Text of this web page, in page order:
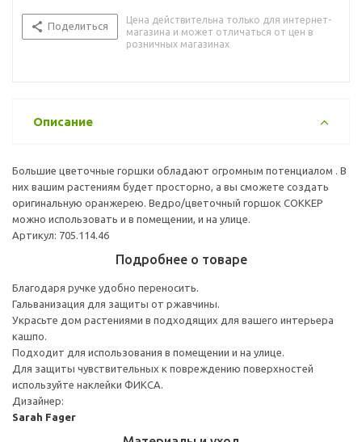
Поделиться
Цена действительна только для интернет-
магазина и может отличаться от цен в
розничных магазинах
Описание
Большие цветочные горшки обладают огромным потенциалом . В
них вашим растениям будет просторно, а вы сможете создать
оригинальную оранжерею. Ведро/цветочный горшок СОККЕР
можно использовать и в помещении, и на улице.
Артикул: 705.114.46
Подробнее о товаре
Благодаря ручке удобно переносить.
Гальванизация для защиты от ржавчины.
Украсьте дом растениями в подходящих для вашего интерьера
кашпо.
Подходит для использования в помещении и на улице.
Для защиты чувствительных к повреждению поверхностей
используйте наклейки ФИКСА.
Дизайнер:
Sarah Fager